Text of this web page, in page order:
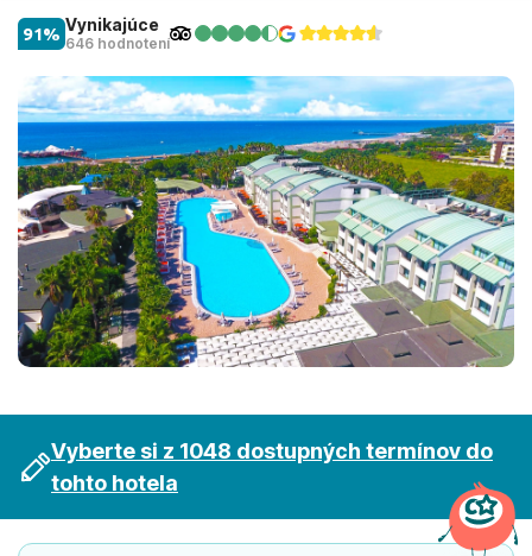
Vynikajúce
646 hodnotení
91%
Vyberte si z 1048 dostupných termínov do
tohto hotela